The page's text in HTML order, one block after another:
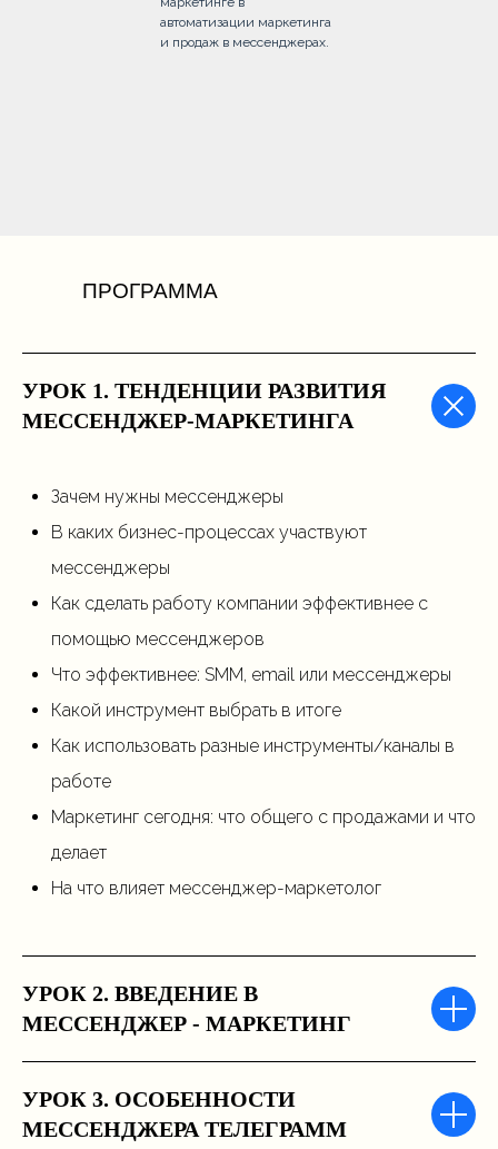
автоматизации маркетинга
и продаж в мессенджерах.
ПРОГРАММА
УРОК 1. ТЕНДЕНЦИИ РАЗВИТИЯ
МЕССЕНДЖЕР-МАРКЕТИНГА
Зачем нужны мессенджеры
В каких бизнес-процессах участвуют
мессенджеры
Как сделать работу компании эффективнее с
помощью мессенджеров
Что эффективнее: SMM, email или мессенджеры
Какой инструмент выбрать в итоге
Как использовать разные инструменты/каналы в
работе
Маркетинг сегодня: что общего с продажами и что
делает
На что влияет мессенджер-маркетолог
УРОК 2. ВВЕДЕНИЕ В
МЕССЕНДЖЕР - МАРКЕТИНГ
УРОК 3. ОСОБЕННОСТИ
МЕССЕНДЖЕРА ТЕЛЕГРАММ